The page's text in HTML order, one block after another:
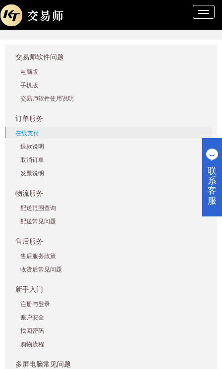
导
交易师软件问题
电脑版
手机版
交易师软件使用说明
订单服务
在线支付
退款说明
取消订单
发票说明
物流服务
配送范围查询
配送常见问题
售后服务
售后服务政策
收货后常见问题
新手入门
注册与登录
账户安全
找回密码
购物流程
多屏电脑常见问题
联
系
客
服